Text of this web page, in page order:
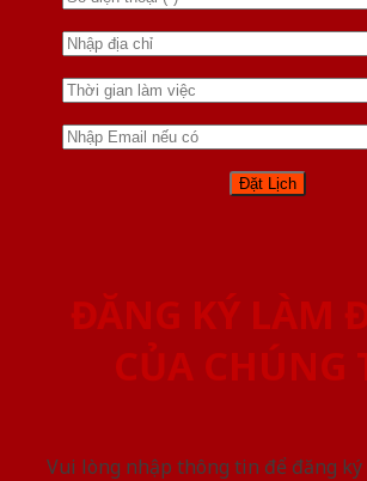
ĐĂNG KÝ LÀM
CỦA CHÚNG
Vui lòng nhập thông tin để đăng ký